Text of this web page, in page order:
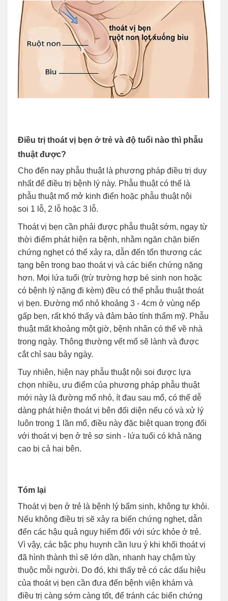
Điều trị thoát vị bẹn ở trẻ và độ tuổi nào thì phẫu
thuật được?
Cho đến nay phẫu thuật là phương pháp điều trị duy
nhất để điều trị bệnh lý này. Phẫu thuật có thể là
phẫu thuật mổ mở kinh điển hoặc phẫu thuật nội
soi 1 lỗ, 2 lỗ hoặc 3 lỗ.
Thoát vị bẹn cần phải được phẫu thuật sớm, ngay từ
thời điểm phát hiện ra bệnh, nhằm ngăn chặn biến
chứng nghẹt có thể xảy ra, dẫn đến tổn thương các
tạng bên trong bao thoát vị và các biến chứng nặng
hơn. Mọi lứa tuổi (trừ trường hợp bé sinh non hoặc
có bệnh lý nặng đi kèm) đều có thể phẫu thuật thoát
vị bẹn. Đường mổ nhỏ khoảng 3 - 4cm ở vùng nếp
gấp bẹn, rất khó thấy và đảm bảo tính thẩm mỹ. Phẫu
thuật mất khoảng một giờ, bệnh nhân có thể về nhà
trong ngày. Thông thường vết mổ sẽ lành và được
cắt chỉ sau bảy ngày.
Tuy nhiên, hiện nay phẫu thuật nội soi được lựa
chọn nhiều, ưu điểm của phương pháp phẫu thuật
mới này là đường mổ nhỏ, ít đau sau mổ, có thể dễ
dàng phát hiện thoát vị bên đối diện nếu có và xử lý
luôn trong 1 lần mổ, điều này đặc biệt quan trọng đối
với thoát vị bẹn ở trẻ sơ sinh - lứa tuổi có khả năng
cao bị cả hai bên.
Tóm lại
Thoát vị bẹn ở trẻ là bệnh lý bẩm sinh, không tự khỏi.
Nếu không điều trị sẽ xảy ra biến chứng nghẹt, dẫn
đến các hậu quả nguy hiểm đối với sức khỏe ở trẻ.
Vì vậy, các bậc phụ huynh cần lưu ý khi khối thoát vị
đã hình thành thì sẽ lớn dần, nhanh hay chậm tùy
thuộc mỗi người. Do đó, khi thấy trẻ có các dấu hiệu
của thoát vị bẹn cần đưa đến bệnh viện khám và
điều trị càng sớm càng tốt, để tránh các biến chứng